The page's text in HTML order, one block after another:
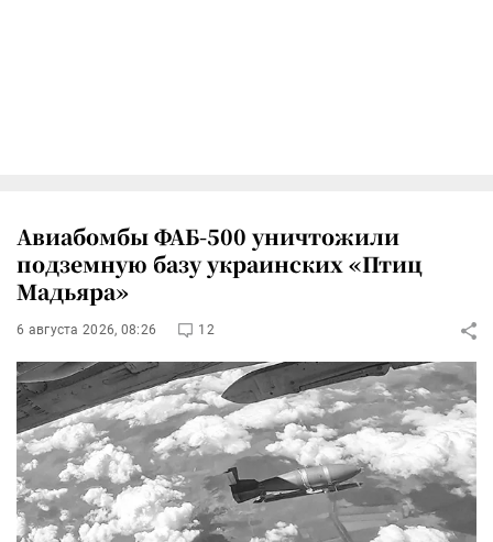
Авиабомбы ФАБ-500 уничтожили
подземную базу украинских «Птиц
Мадьяра»
6 августа 2026, 08:26 12